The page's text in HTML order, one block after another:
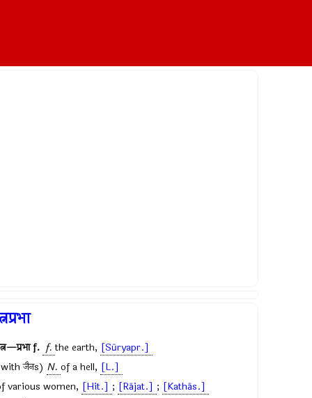
f. f. the earth, [Sūryapr.]
जैनs) N. of a hell, [L.]
various women, [Hit.] ; [Rājat.] ; [Kathās.]